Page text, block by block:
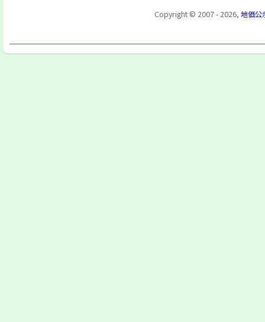
Copyright © 2007 - 2026, 地価公